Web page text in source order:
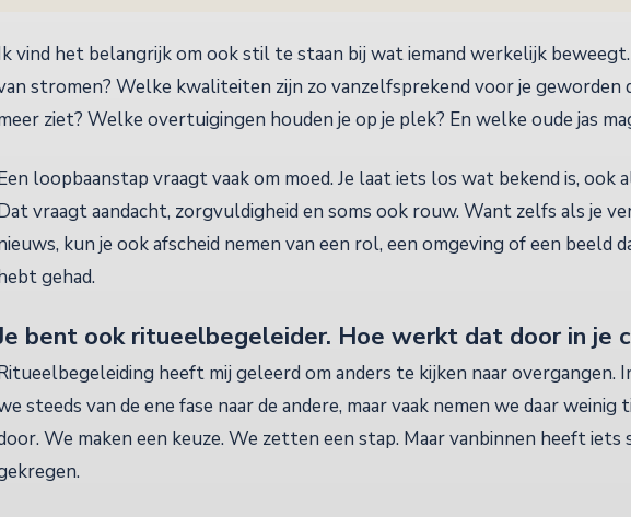
vind het belangrijk om ook stil te staan bij wat iemand werkelijk
stromen? Welke kwaliteiten zijn zo vanzelfsprekend voor je geworden
ziet? Welke overtuigingen houden je op je plek? En welke oude jas
loopbaanstap vraagt vaak om moed. Je laat iets los wat bekend is, ook
vraagt aandacht, zorgvuldigheid en soms ook rouw. Want zelfs als je
kun je ook afscheid nemen van een rol, een omgeving of een beeld
gehad.
bent ook ritueelbegeleider. Hoe werkt dat door in je
heeft mij geleerd om anders te kijken naar overgangen.
steeds van de ene fase naar de andere, maar vaak nemen we daar weinig
We maken een keuze. We zetten een stap. Maar vanbinnen heeft iets